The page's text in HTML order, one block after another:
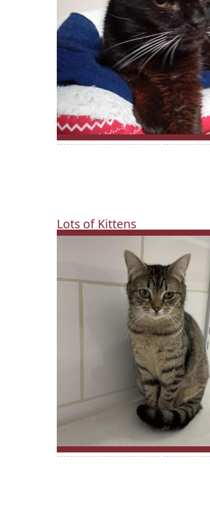
Lots of Kittens